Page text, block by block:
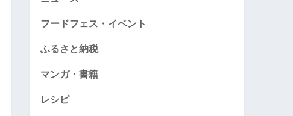
フードフェス・イベント
ふるさと納税
マンガ・書籍
レシピ